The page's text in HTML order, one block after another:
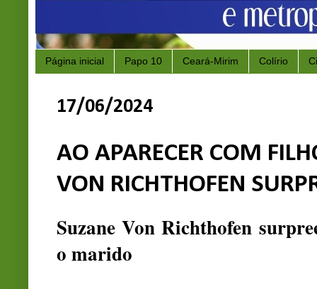
Página inicial Papo 10 Ceará-Mirim Colírio
17/06/2024
AO APARECER COM
VON RICHTHOFEN
Suzane Von Richthofen
o marido